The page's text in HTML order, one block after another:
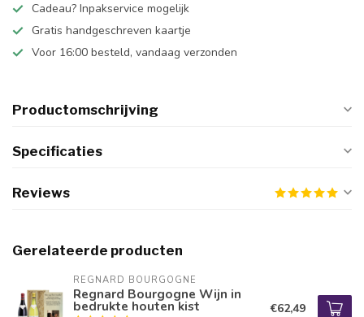
Cadeau? Inpakservice mogelijk
Gratis handgeschreven kaartje
Voor 16:00 besteld, vandaag verzonden
Productomschrijving
Specificaties
Reviews
Gerelateerde producten
REGNARD BOURGOGNE
Regnard Bourgogne Wijn in
bedrukte houten kist €62,49